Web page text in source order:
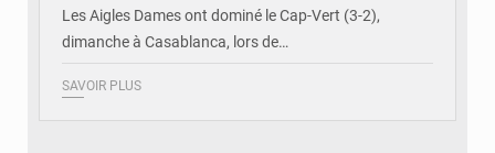
Les Aigles Dames ont dominé le Cap-Vert (3-2),
dimanche à Casablanca, lors de…
SAVOIR PLUS